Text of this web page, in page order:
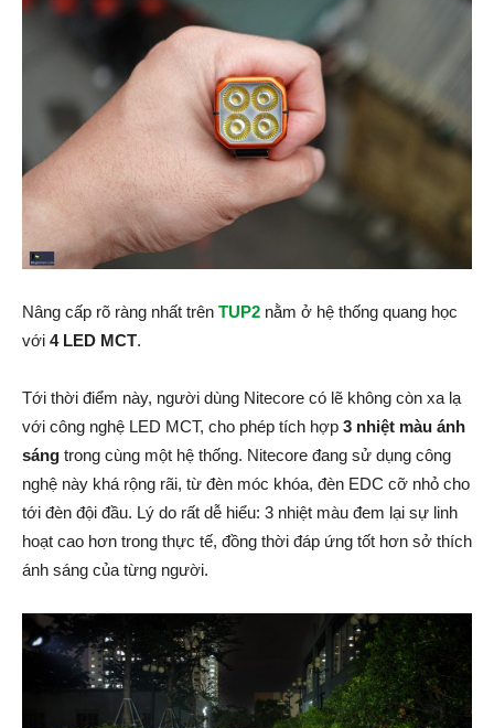
Nâng cấp rõ ràng nhất trên TUP2 nằm ở hệ thống quang học
với 4 LED MCT.
Tới thời điểm này, người dùng Nitecore có lẽ không còn xa lạ
với công nghệ LED MCT, cho phép tích hợp 3 nhiệt màu ánh
sáng trong cùng một hệ thống. Nitecore đang sử dụng công
nghệ này khá rộng rãi, từ đèn móc khóa, đèn EDC cỡ nhỏ cho
tới đèn đội đầu. Lý do rất dễ hiểu: 3 nhiệt màu đem lại sự linh
hoạt cao hơn trong thực tế, đồng thời đáp ứng tốt hơn sở thích
ánh sáng của từng người.